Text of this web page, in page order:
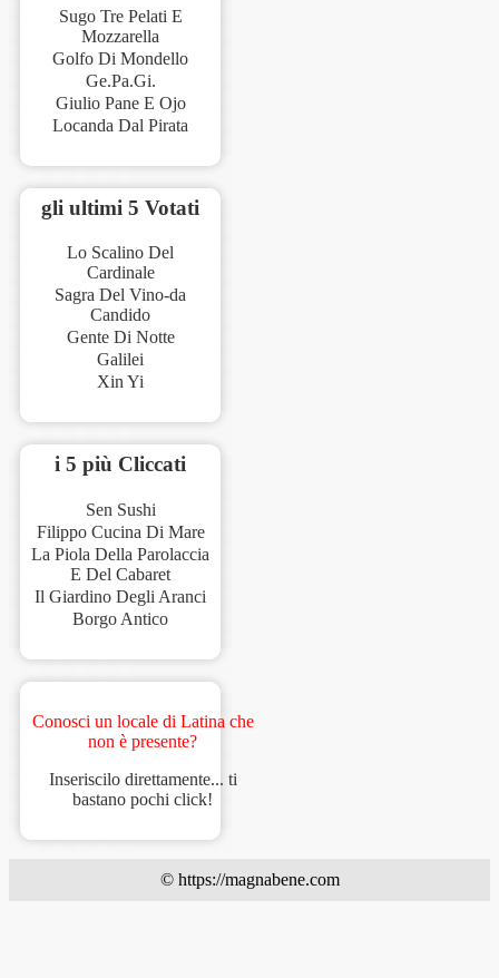
Sugo Tre Pelati E
Mozzarella
Golfo Di Mondello
Ge.Pa.Gi.
Giulio Pane E Ojo
Locanda Dal Pirata
gli ultimi 5 Votati
Lo Scalino Del
Cardinale
Sagra Del Vino-da
Candido
Gente Di Notte
Galilei
Xin Yi
i 5 più Cliccati
Sen Sushi
Filippo Cucina Di Mare
La Piola Della Parolaccia
E Del Cabaret
Il Giardino Degli Aranci
Borgo Antico
Conosci un locale di Latina che
non è presente?
Inseriscilo direttamente... ti
bastano pochi click!
© https://magnabene.com